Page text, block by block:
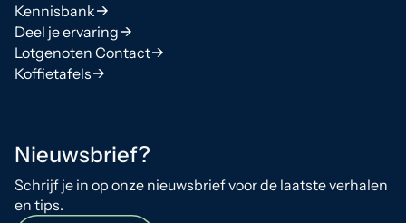
Kennisbank
Deel je ervaring
Lotgenoten Contact
Koffietafels
Nieuwsbrief?
Schrijf je in op onze nieuwsbrief voor de laatste verhalen
en tips.